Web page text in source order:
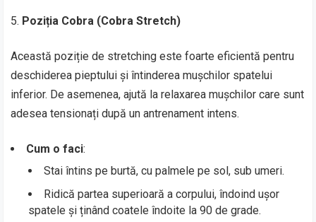
Poziția Cobra (Cobra Stretch)
Această poziție de stretching este foarte eficientă pentru
deschiderea pieptului și întinderea mușchilor spatelui
inferior. De asemenea, ajută la relaxarea mușchilor care sunt
adesea tensionați după un antrenament intens.
Cum o faci:
Stai întins pe burtă, cu palmele pe sol, sub umeri.
Ridică partea superioară a corpului, îndoind ușor
spatele și ținând coatele îndoite la 90 de grade.